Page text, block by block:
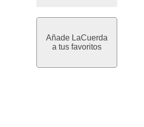
Añade LaCuerda
a tus favoritos